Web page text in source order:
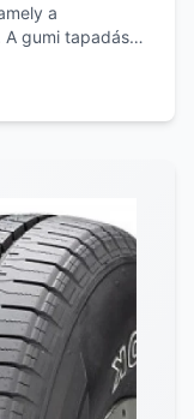
a
gumi tapadása